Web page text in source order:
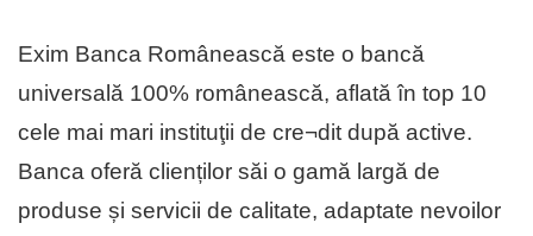
Exim Banca Românească este o bancă
universală 100% românească, aflată în top 10
cele mai mari instituţii de cre¬dit după active.
Banca oferă clienților săi o gamă largă de
produse și servicii de calitate, adaptate nevoilor